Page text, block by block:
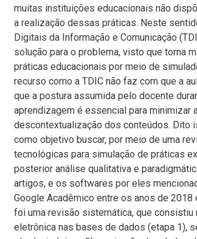
muitas instituições educacionais não
a realização dessas práticas. Neste
Digitais da Informação e Comunicação
solução para o problema, visto que torna
práticas educacionais por meio de
recurso como a TDIC não faz com que a
que a postura assumida pelo docente
aprendizagem é essencial para minimizar
descontextualização dos conteúdos. Dito
como objetivo buscar, por meio de uma
tecnológicas para simulação de práticas
posterior análise qualitativa e
artigos, e os softwares por eles
Google Acadêmico entre os anos de
foi uma revisão sistemática, que consistiu
eletrônica nas bases de dados (etapa 1),